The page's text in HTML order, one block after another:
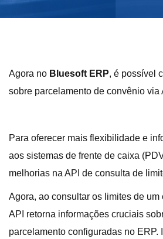
Agora no Bluesoft ERP, é possível
sobre parcelamento de convênio via
Para oferecer mais flexibilidade e
aos sistemas de frente de caixa
melhorias na API de consulta de
Agora, ao consultar os limites de
API retorna informações cruciais
parcelamento configuradas no ERP.